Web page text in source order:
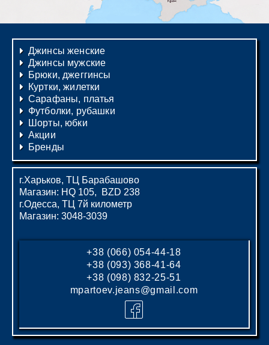
Джинсы женские
Джинсы мужские
Брюки, джеггинсы
Куртки, жилетки
Сарафаны, платья
Футболки, рубашки
Шорты, юбки
Акции
Бренды
г.Харьков, ТЦ Барабашово
Магазин: HQ 105, BZD 238
г.Одесса, ТЦ 7й километр
Магазин: 3048-3039
+38 (066) 054-44-18
+38 (093) 368-41-64
+38 (098) 832-25-51
mpartoev.jeans@gmail.com